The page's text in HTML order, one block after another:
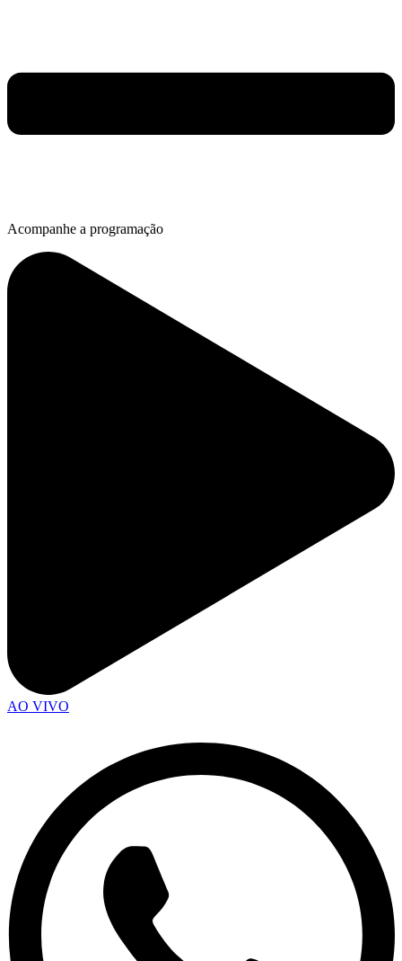
Acompanhe a programação
AO VIVO